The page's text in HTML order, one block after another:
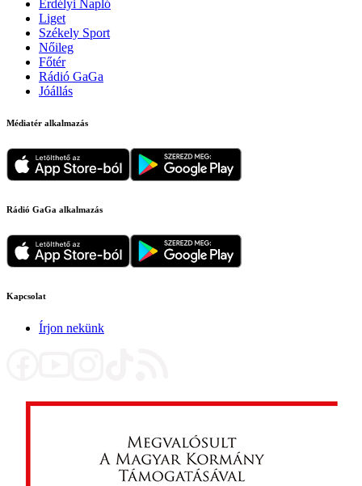
Erdélyi Napló
Liget
Székely Sport
Nőileg
Főtér
Rádió GaGa
Jóállás
Médiatér alkalmazás
Rádió GaGa alkalmazás
Kapcsolat
Írjon nekünk